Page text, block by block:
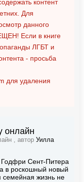
контент
Для
данного
Если в книге
ЛГБТ и
- просьба
для удаления
онлайн
, автор Уилла
Сент-Питера
в роскошный новый
семейная жизнь не